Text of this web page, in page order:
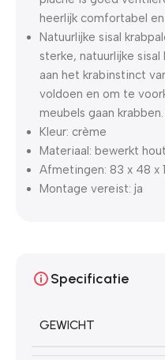
heerlijk comfortabel en
Natuurlijke sisal
sterke, natuurlijke
aan het krabinstinct
voldoen en om te
meubels gaan krabben.
Kleur: crème
Materiaal: bewerkt
Afmetingen: 83 x 48 x
Montage vereist: ja
Specificatie
GEWICHT